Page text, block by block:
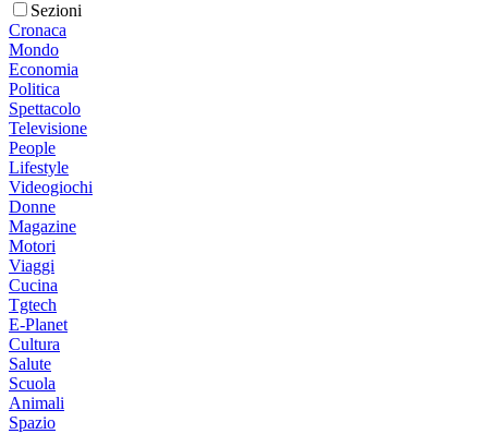
Sezioni
Cronaca
Mondo
Economia
Politica
Spettacolo
Televisione
People
Lifestyle
Videogiochi
Donne
Magazine
Motori
Viaggi
Cucina
Tgtech
E-Planet
Cultura
Salute
Scuola
Animali
Spazio